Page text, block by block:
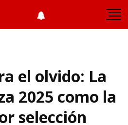
el olvido: La
2025 como la
selección